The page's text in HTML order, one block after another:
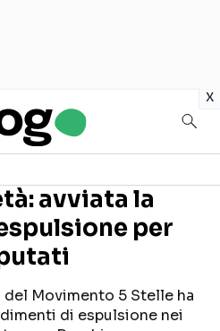
x
sui social
avviata la
per
Movimento 5 Stelle ha
di espulsione nei